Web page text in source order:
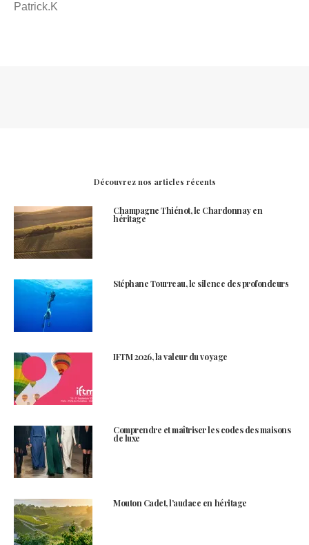
Patrick.K
Découvrez nos articles récents
Champagne Thiénot, le Chardonnay en
héritage
Stéphane Tourreau, le silence des profondeurs
IFTM 2026, la valeur du voyage
Comprendre et maîtriser les codes des maisons
de luxe
Mouton Cadet, l’audace en héritage